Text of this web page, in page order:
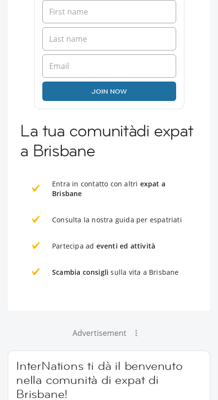
JOIN NOW
La tua comunitàdi expat
a Brisbane
Entra in contatto con altri expat a
Brisbane
Consulta la nostra guida per espatriati
Partecipa ad eventi ed attività
Scambia consigli sulla vita a Brisbane
Advertisement
InterNations ti dà il benvenuto
nella comunità di expat di
Brisbane!